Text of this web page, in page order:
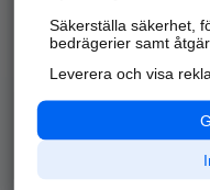
Alla kategorier
API & Kartor
Säkerställa säkerhet,
bedrägerier samt
Leverera och visa